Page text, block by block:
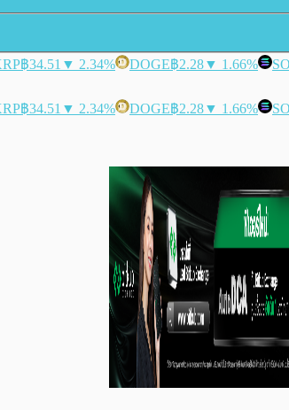
฿34.51 ▼ 2.34% DOGE฿2.28▼ 1.66%
฿34.51 ▼ 2.34% DOGE฿2.28▼ 1.66%